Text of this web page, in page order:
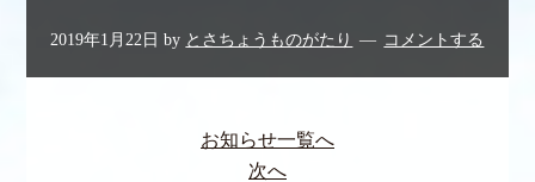
2019年1月22日 by とさちょうものがたり コメントする
お知らせ一覧へ
次へ